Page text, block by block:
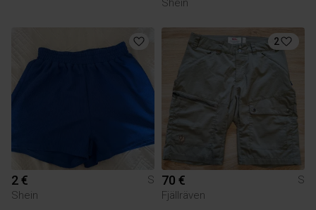
Shein
2 €
S
Shein
2
70 €
S
Fjällräven